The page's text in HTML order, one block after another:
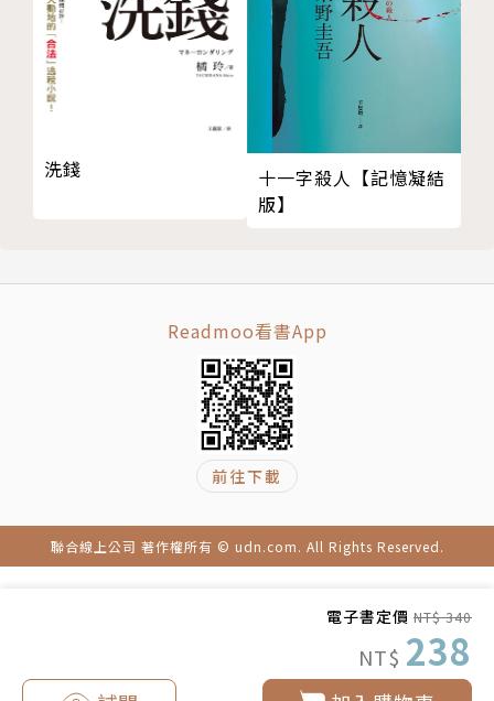
電子書定價 NT$ 340
NT$ 238
◎「存在主義」是個人哲學，非得要落在個人生活裡才
有意義。「存在主義」追求的，不是answer，而是sol
ution，處理的不是question，而是problem。
《新新聞》週報總編輯、總主筆、副社長等職；現為
「新匯流基金會」董事長，News98電台「一點照新
聞」、BRAVO FM91.3電台「閱讀音樂」、公共電視
「人間相對論」節目主持人，並固定在「誠品講堂」、
「敏隆講堂」、「趨勢講堂」及「天下文化人文空間」
開設長期課程。擔任麥田「幡」書系策畫人，選書並主
《吹薩克斯風的革命者》、《大愛》、《暗巷迷夜》。
「全是太陽惹的禍」
無所不在的審判
「在精神上殺害母親的人」
本末倒置的審判
由「不誠實」的人組成的社會
第七章 「存在先於本質」
第八章 從「荒謬哲學」到《反抗者》
卡繆如何看待殺人這件事
反抗者就是「說『不』的人」
奴隸不是他的「本質」
第九章 「存在主義」的道德重量
莫梭是個「反抗者」嗎？
洗錢
十一字殺人【記憶凝結
版】
Readmoo看書App
前往下載
聯合線上公司 著作權所有 © udn.com. All Rights Reserved.